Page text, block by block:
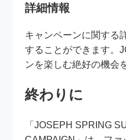
詳細情報
キャンペーンに関する
することができます。
ンを楽しむ絶好の機会
終わりに
「JOSEPH SPRING